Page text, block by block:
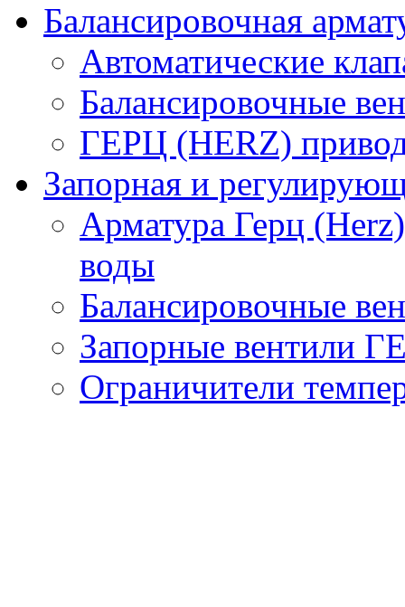
Балансировочная
Автоматические
Балансировочные
ГЕРЦ (HERZ)
Запорная и
Арматура Герц
воды
Балансировочные
Запорные вентили
Ограничители